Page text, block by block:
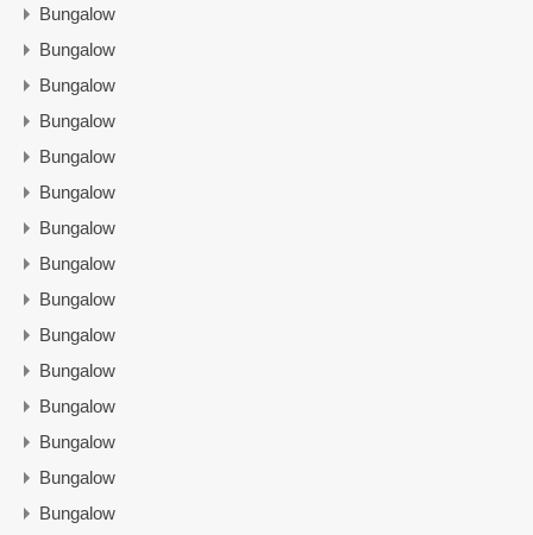
Bungalow
Bungalow
Bungalow
Bungalow
Bungalow
Bungalow
Bungalow
Bungalow
Bungalow
Bungalow
Bungalow
Bungalow
Bungalow
Bungalow
Bungalow